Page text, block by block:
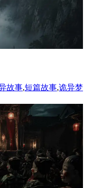
故事,短篇故事,诡异梦